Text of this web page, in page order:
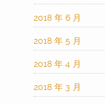
2018 年 6 月
2018 年 5 月
2018 年 4 月
2018 年 3 月